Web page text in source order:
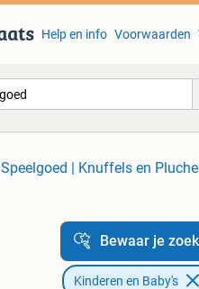
Help en info Voorwaarden
Speelgoed | Knuffels en Pluche
Bewaar je
Kinderen en Baby's